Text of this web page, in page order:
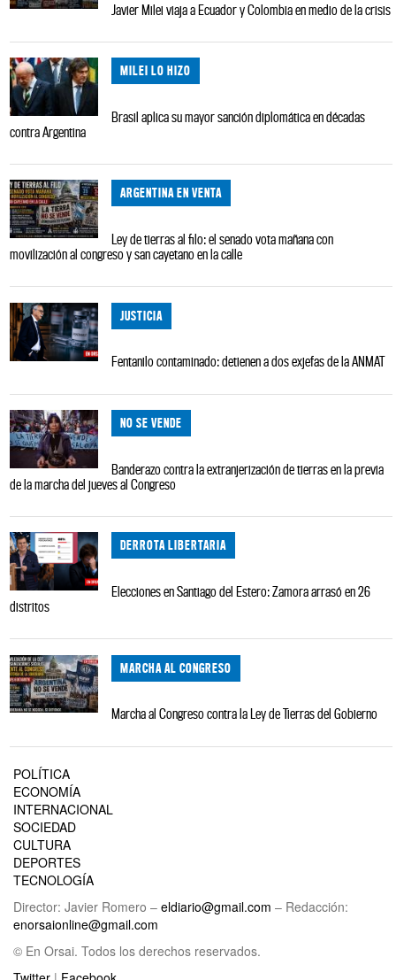
Javier Milei viaja a Ecuador y Colombia en medio de la crisis
MILEI LO HIZO
Brasil aplica su mayor sanción diplomática en décadas
contra Argentina
ARGENTINA EN VENTA
Ley de tierras al filo: el senado vota mañana con
movilización al congreso y san cayetano en la calle
JUSTICIA
Fentanilo contaminado: detienen a dos exjefas de la ANMAT
NO SE VENDE
Banderazo contra la extranjerización de tierras en la previa
de la marcha del jueves al Congreso
DERROTA LIBERTARIA
Elecciones en Santiago del Estero: Zamora arrasó en 26
distritos
MARCHA AL CONGRESO
Marcha al Congreso contra la Ley de Tierras del Gobierno
POLÍTICA
ECONOMÍA
INTERNACIONAL
SOCIEDAD
CULTURA
DEPORTES
TECNOLOGÍA
Director: Javier Romero – eldiario@gmail.com – Redacción:
enorsaionline@gmail.com
© En Orsai. Todos los derechos reservados.